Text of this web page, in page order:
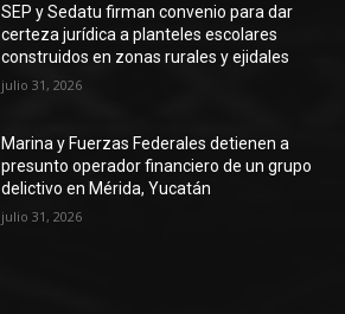
SEP y Sedatu firman convenio para dar
certeza jurídica a planteles escolares
construidos en zonas rurales y ejidales
julio 31, 2026
Marina y Fuerzas Federales detienen a
presunto operador financiero de un grupo
delictivo en Mérida, Yucatán
julio 31, 2026